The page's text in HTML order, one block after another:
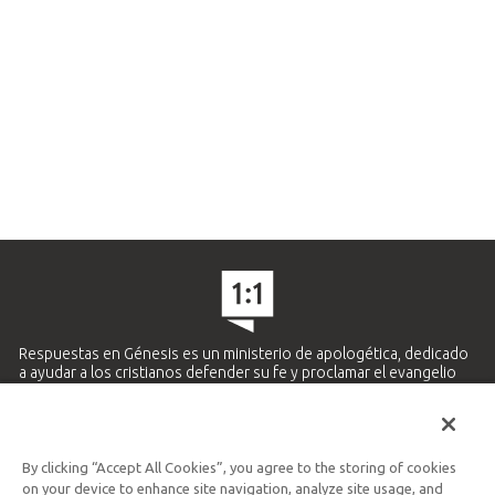
Respuestas en Génesis es un ministerio de apologética, dedicado
a ayudar a los cristianos defender su fe y proclamar el evangelio
Ministerio Hispano y Latinoamericano
By clicking “Accept All Cookies”, you agree to the storing of cookies
on your device to enhance site navigation, analyze site usage, and